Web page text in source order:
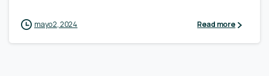
mayo 2, 2024 Read more